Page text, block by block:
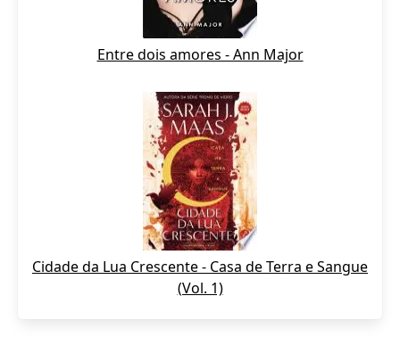
Entre dois amores - Ann Major
Cidade da Lua Crescente - Casa de Terra e Sangue
(Vol. 1)